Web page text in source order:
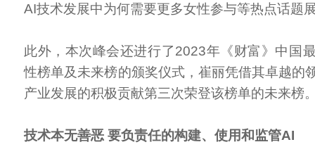
AI技术发展中为何需要更多女性参与等热点话题
此外，本次峰会还进行了2023年《财富》中国
性榜单及未来榜的颁奖仪式，崔丽凭借其卓越的
产业发展的积极贡献第三次荣登该榜单的未来榜
技术本无善恶 要负责任的构建、使用和监管AI